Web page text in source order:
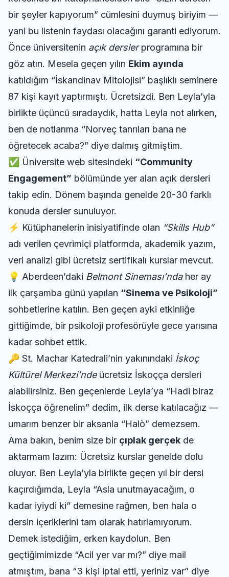
bir şeyler kapıyorum” cümlesini duymuş biriyim —
yani bu listenin faydası olacağını garanti ediyorum.
Önce üniversitenin açık derslerprogramına bir
göz atın. Mesela geçen yılın Ekim ayında
katıldığım “İskandinav Mitolojisi” başlıklı seminere
87 kişi kayıt yaptırmıştı. Ücretsizdi. Ben Leyla’yla
birlikte üçüncü sıradaydık, hatta Leyla not alırken,
ben de notlarıma “Norveç tanrıları bana ne
öğretecek acaba?” diye dalmış gitmiştim.
✅ Üniversite web sitesindeki “Community
Engagement” bölümünde yer alan açık dersleri
takip edin. Dönem başında genelde 20-30 farklı
konuda dersler sunuluyor.
⚡ Kütüphanelerin inisiyatifinde olan “Skills Hub”
adı verilen çevrimiçi platformda, akademik yazım,
veri analizi gibi ücretsiz sertifikalı kurslar mevcut.
💡 Aberdeen’daki Belmont Sineması’ndaher ay
ilk çarşamba günü yapılan “Sinema ve Psikoloji”
sohbetlerine katılın. Ben geçen ayki etkinliğe
gittiğimde, bir psikoloji profesörüyle gece yarısına
kadar sohbet ettik.
🔑 St. Machar Katedrali’nin yakınındaki İskoç
Kültürel Merkezi’ndeücretsiz İskoçça dersleri
alabilirsiniz. Ben geçenlerde Leyla’ya “Hadi biraz
İskoçça öğrenelim” dedim, ilk derse katılacağız —
umarım benzer bir aksanla “Halò” demezsem.
Ama bakın, benim size bir çıplak gerçek de
aktarmam lazım: Ücretsiz kurslar genelde dolu
oluyor. Ben Leyla’yla birlikte geçen yıl bir dersi
kaçırdığımda, Leyla “Asla unutmayacağım, o
kadar iyiydi ki” demesine rağmen, ben hala o
dersin içeriklerini tam olarak hatırlamıyorum.
Demek istediğim, erken kaydolun. Ben
geçtiğimimizde “Acil yer var mı?” diye mail
atmıştım, bana “3 kişi iptal etti, yeriniz var” diye